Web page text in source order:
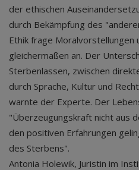
der ethischen
durch Bekämpfung des
Ethik frage Moralvorstellungen
gleichermaßen an. Der
Sterbenlassen, zwischen
durch Sprache, Kultur und
warnte der Experte. Der
"Überzeugungskraft nicht aus
den positiven Erfahrungen
des Sterbens".
Antonia Holewik, Juristin im